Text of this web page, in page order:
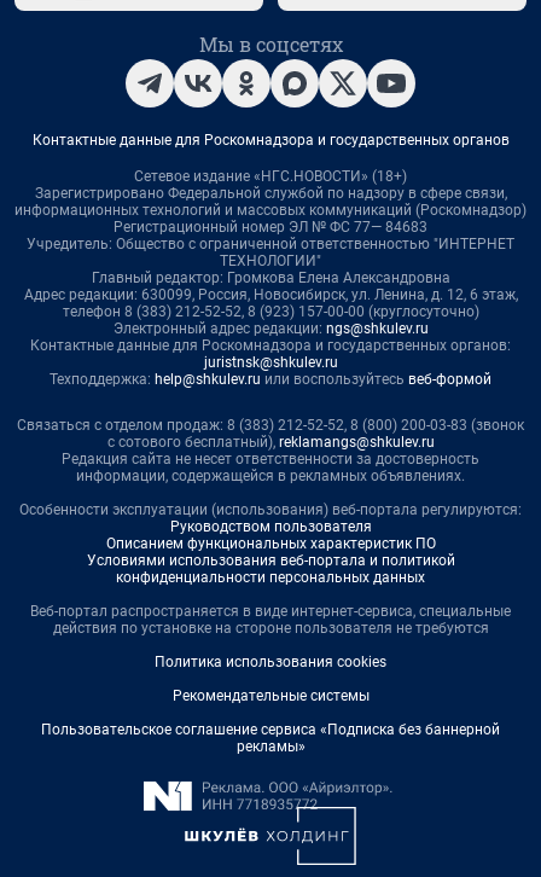
Мы в соцсетях
Контактные данные для Роскомнадзора и государственных органов
Сетевое издание «НГС.НОВОСТИ» (18+)
Зарегистрировано Федеральной службой по надзору в сфере связи,
информационных технологий и массовых коммуникаций (Роскомнадзор)
Регистрационный номер ЭЛ № ФС 77— 84683
Учредитель: Общество с ограниченной ответственностью "ИНТЕРНЕТ
ТЕХНОЛОГИИ"
Главный редактор: Громкова Елена Александровна
Адрес редакции: 630099, Россия, Новосибирск, ул. Ленина, д. 12, 6 этаж,
телефон 8 (383) 212-52-52, 8 (923) 157-00-00 (круглосуточно)
Электронный адрес редакции: ngs@shkulev.ru
Контактные данные для Роскомнадзора и государственных органов:
juristnsk@shkulev.ru
Техподдержка: help@shkulev.ru или воспользуйтесь веб-формой
Связаться с отделом продаж: 8 (383) 212-52-52, 8 (800) 200-03-83 (звонок
с сотового бесплатный), reklamangs@shkulev.ru
Редакция сайта не несет ответственности за достоверность
информации, содержащейся в рекламных объявлениях.
Особенности эксплуатации (использования) веб-портала регулируются:
Руководством пользователя
Описанием функциональных характеристик ПО
Условиями использования веб-портала и политикой
конфиденциальности персональных данных
Веб-портал распространяется в виде интернет-сервиса, специальные
действия по установке на стороне пользователя не требуются
Политика использования cookies
Рекомендательные системы
Пользовательское соглашение сервиса «Подписка без баннерной
рекламы»